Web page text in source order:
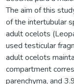
The aim of this
of the intertubular
adult ocelots
used testicular
adult ocelots
compartment
parenchyma, and